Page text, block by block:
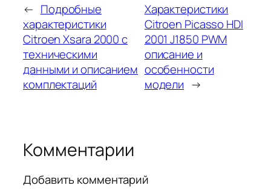
← Подробные
характеристики
Citroen Xsara 2000 с
техническими
данными и описанием
комплектаций
Характеристики
Citroen Picasso HDI
2001 J1850 PWM
описание и
особенности
модели →
Комментарии
Добавить комментарий